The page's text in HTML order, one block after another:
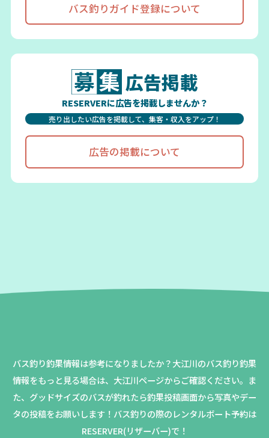
バス釣りガイド登録について
広告掲載
RESERVERに広告を掲載しませんか？
売り出したい広告を掲載して、集客・収入をアップ！
広告の掲載について
バス釣り釣果情報は参考になりましたか？大江川のバス釣り釣果
情報をもっと見る場合は、大江川ページからご確認ください。 ま
た、グッドサイズのバスが釣れたら釣果投稿画面から写真やデー
タの投稿をお願いします！バス釣りの際のレンタルボート予約は
RESERVER(リザーバー)で！